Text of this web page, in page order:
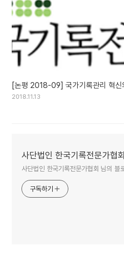
[논평 2018-09] 국가기록관리 혁신
2018.11.13
사단법인 한국기록전문가협회
사단법인 한국기록전문가협회 님의 블
구독하기